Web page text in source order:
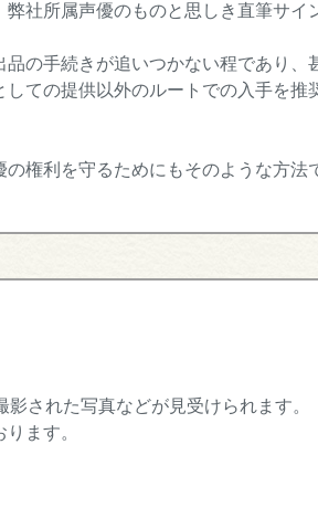
社所属声優のものと思しき直筆サイ
の手続きが追いつかない程であり、
ての提供以外のルートでの入手を推
権利を守るためにもそのような方法
された写真などが見受けられます。
ます。